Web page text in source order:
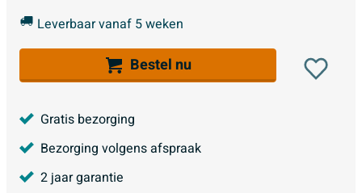
Leverbaar vanaf 5 weken
Bestel nu
Gratis bezorging
Bezorging volgens afspraak
2 jaar garantie